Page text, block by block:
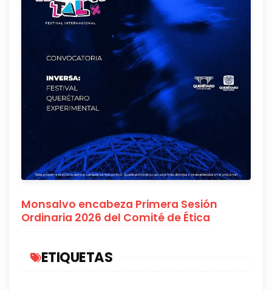
Monsalvo encabeza Primera Sesión
Ordinaria 2026 del Comité de Ética
ETIQUETAS